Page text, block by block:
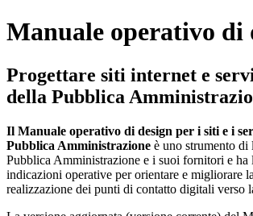
Manuale operativo di
Progettare siti internet e
della Pubblica
Il Manuale operativo di design per i siti e i
Pubblica Amministrazione è uno strumento di
Pubblica Amministrazione e i suoi fornitori e
indicazioni operative per orientare e migliorare
realizzazione dei punti di contatto digitali verso